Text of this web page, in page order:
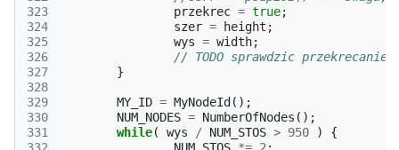
323
324
325
326
327
328
329
330
331
przekrec = true;
szer = height ;
wys = width;
// TODO sprawdzic przekrecanie
}
MY_ID = MyNodeId ();
NUM_NODES = NumberOfNodes ();
while( wys / NUM_STOS > 950 )
{